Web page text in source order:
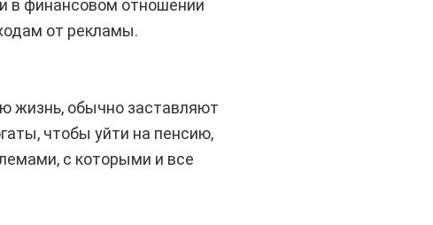
в финансовом отношении
от рекламы.
жизнь, обычно заставляют
чтобы уйти на пенсию,
с которыми и все